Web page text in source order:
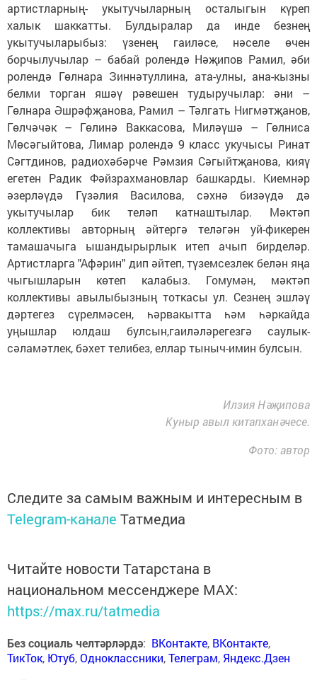
артистларның- укытучыларның осталыгын күреп
халык шаккатты. Булдыралар да инде безнең
укытучыларыбыз: үзенең гаиләсе, нәселе өчен
борчылучылар – бабай ролендә Нәҗипов Рамил, әби
ролендә Гөлнара Зиннәтуллина, ата-улны, ана-кызны
белми торган яшәү рәвешен тудыручылар: әни –
Гөлнара Әшрәфҗанова, Рамил – Тәлгать Нигмәтҗанов,
Гөлчәчәк – Гөлинә Ваккасова, Миләүшә – Гөлниса
Мөсәгыйтова, Лимар ролендә 9 класс укучысы Ринат
Сәгтдинов, радиохәбәрче Рәмзия Сәгыйтҗанова, кияү
егетен Радик Фәйзрахмановлар башкарды. Киемнәр
әзерләүдә Гүзәлия Василова, сәхнә бизәүдә дә
укытучылар бик теләп катнаштылар. Мәктәп
коллективы авторның әйтергә теләгән уй-фикерен
тамашачыга ышандырырлык итеп ачып бирделәр.
Артистларга "Афәрин" дип әйтеп, түземсезлек белән яңа
чыгышларын көтеп калабыз. Гомумән, мәктәп
коллективы авылыбызның тоткасы ул. Сезнең эшләү
дәртегез сүрелмәсен, һәрвакытта һәм һәркайда
уңышлар юлдаш булсын,гаиләләрегезгә саулык-
сәламәтлек, бәхет телибез, еллар тыныч-имин булсын.
Илзия Нәҗипова
Куныр авыл китапханәчесе.
Фото: автор
Следите за самым важным и интересным в
Telegram-канале Татмедиа
Читайте новости Татарстана в
национальном мессенджере MАХ:
https://max.ru/tatmedia
Без социаль челтәрләрдә: ВКонтакте, ВКонтакте,
ТикТок, Ютуб,Одноклассники,Телеграм, Яндекс.Дзен